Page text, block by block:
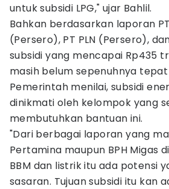
untuk subsidi LPG," ujar Bahlil.
Bahkan berdasarkan laporan
(Persero), PT PLN (Persero),
subsidi yang mencapai Rp435
masih belum sepenuhnya tepat
Pemerintah menilai, subsidi
dinikmati oleh kelompok yang
membutuhkan bantuan ini.
"Dari berbagai laporan yang
Pertamina maupun BPH Migas
BBM dan listrik itu ada potensi
sasaran. Tujuan subsidi itu kan